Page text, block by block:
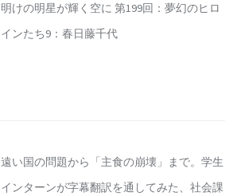
明けの明星が輝く空に 第199回：夢幻のヒロ
インたち9：春日藤千代
遠い国の問題から「主食の崩壊」まで。学生
インターンが字幕翻訳を通してみた、社会課